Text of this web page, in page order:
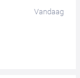
Vandaag